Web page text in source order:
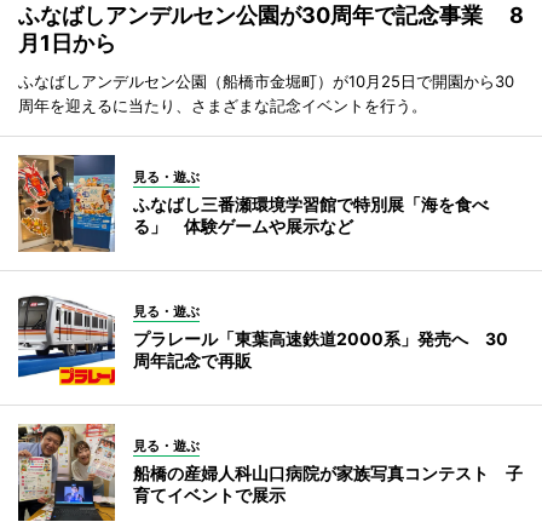
ふなばしアンデルセン公園が30周年で記念事業 8
月1日から
ふなばしアンデルセン公園（船橋市金堀町）が10月25日で開園から30
周年を迎えるに当たり、さまざまな記念イベントを行う。
見る・遊ぶ
ふなばし三番瀬環境学習館で特別展「海を食べ
る」 体験ゲームや展示など
見る・遊ぶ
プラレール「東葉高速鉄道2000系」発売へ 30
周年記念で再販
見る・遊ぶ
船橋の産婦人科山口病院が家族写真コンテスト 子
育てイベントで展示